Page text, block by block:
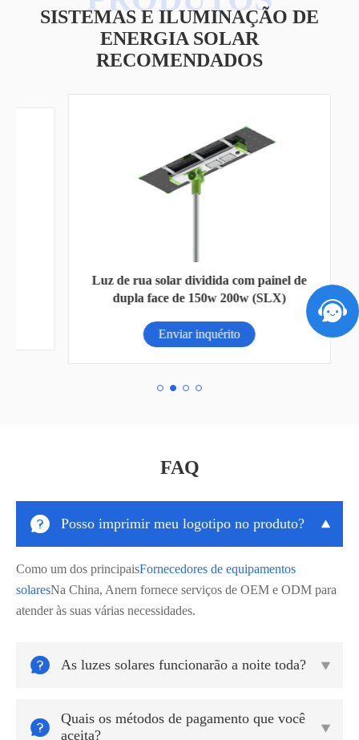
SISTEMAS E ILUMINAÇÃO DE
ENERGIA SOLAR
RECOMENDADOS
Luz de rua solar dividida com painel de
dupla face de 150w 200w (SLX)
Enviar inquérito
FAQ
 Posso imprimir meu logotipo no produto? 
Como um dos principaisFornecedores de equipamentos
solaresNa China, Anern fornece serviços de OEM e ODM para
atender às suas várias necessidades.
 As luzes solares funcionarão a noite toda? 

Quais os métodos de pagamento que você
aceita?
